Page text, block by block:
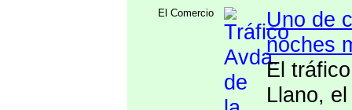
El Comercio
Uno de
noches
El
Llano,